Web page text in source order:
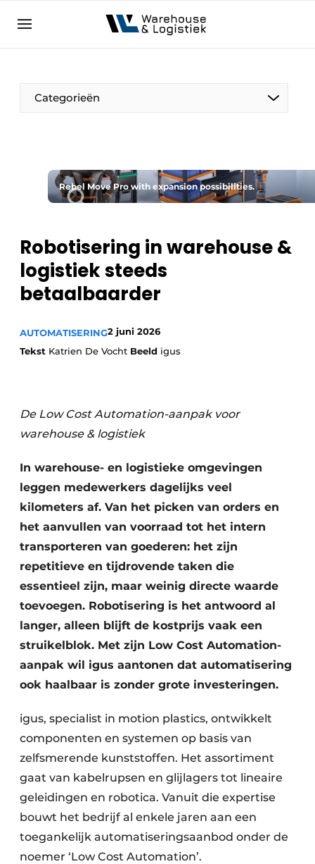
NL EN
Categorieën
Rebel Move Pro with expansion possibilities.
Robotisering in warehouse &
logistiek steeds
betaalbaarder
AUTOMATISERING2 juni 2026
Tekst Katrien De Vocht Beeld igus
De Low Cost Automation-aanpak voor
warehouse & logistiek
In warehouse- en logistieke omgevingen
leggen medewerkers dagelijks veel
kilometers af. Van het picken van orders en
het aanvullen van voorraad tot het intern
transporteren van goederen: het zijn
repetitieve en tijdrovende taken die
essentieel zijn, maar weinig directe waarde
toevoegen. Robotisering is het antwoord al
langer, alleen blijft de kostprijs vaak een
struikelblok. Met zijn Low Cost Automation-
aanpak wil igus aantonen dat automatisering
ook haalbaar is zonder grote investeringen.
igus, specialist in motion plastics, ontwikkelt
componenten en systemen op basis van
zelfsmerende kunststoffen. Het assortiment
gaat van kabelrupsen en glijlagers tot lineaire
geleidingen en robotica. Vanuit die expertise
bouwt het bedrijf al enkele jaren aan een
toegankelijk automatiseringsaanbod onder de
noemer ‘Low Cost Automation’.